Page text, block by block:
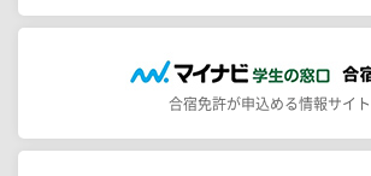
合宿免許が申込める情報サイト